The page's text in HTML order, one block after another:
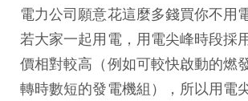
電力公司願意花這麼多錢買你不用
若大家一起用電，用電尖峰時段採
價相對較高（例如可較快啟動的燃
轉時數短的發電機組），所以用電